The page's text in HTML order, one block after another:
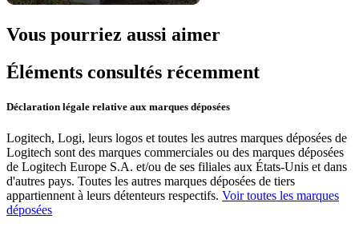
Vous pourriez aussi aimer
Éléments consultés récemment
Déclaration légale relative aux marques déposées
Logitech, Logi, leurs logos et toutes les autres marques déposées de
Logitech sont des marques commerciales ou des marques déposées
de Logitech Europe S.A. et/ou de ses filiales aux États-Unis et dans
d'autres pays. Toutes les autres marques déposées de tiers
appartiennent à leurs détenteurs respectifs. Voir toutes les marques
déposées